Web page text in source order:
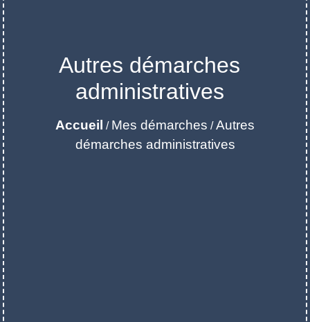
Autres démarches
administratives
Accueil / Mes démarches /Autres
démarches administratives